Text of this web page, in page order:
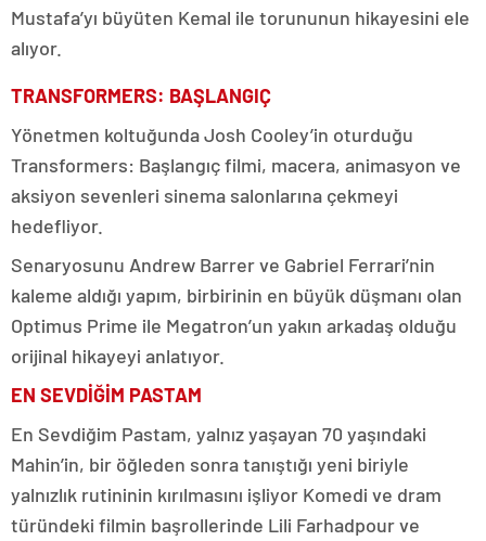
Mustafa’yı büyüten Kemal ile torununun hikayesini ele
alıyor.
TRANSFORMERS: BAŞLANGIÇ
Yönetmen koltuğunda Josh Cooley’in oturduğu
Transformers: Başlangıç filmi, macera, animasyon ve
aksiyon sevenleri sinema salonlarına çekmeyi
hedefliyor.
Senaryosunu Andrew Barrer ve Gabriel Ferrari’nin
kaleme aldığı yapım, birbirinin en büyük düşmanı olan
Optimus Prime ile Megatron’un yakın arkadaş olduğu
orijinal hikayeyi anlatıyor.
EN SEVDİĞİM PASTAM
En Sevdiğim Pastam, yalnız yaşayan 70 yaşındaki
Mahin’in, bir öğleden sonra tanıştığı yeni biriyle
yalnızlık rutininin kırılmasını işliyor Komedi ve dram
türündeki filmin başrollerinde Lili Farhadpour ve